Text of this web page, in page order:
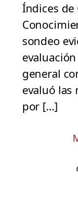
Índices de
sondeo
general
evaluó las
por […]